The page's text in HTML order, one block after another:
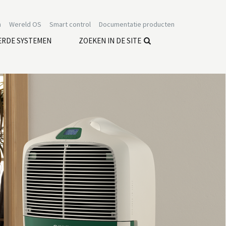
Documentatie producten
Smart control
Wereld OS
SYSTEMEN ZOEKEN IN DE SITE